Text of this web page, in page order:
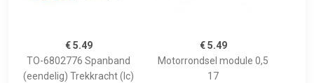
€ 5.49
TO-6802776 Spanband
(eendelig) Trekkracht (lc)
€ 5.49
Motorrondsel module 0,5
17